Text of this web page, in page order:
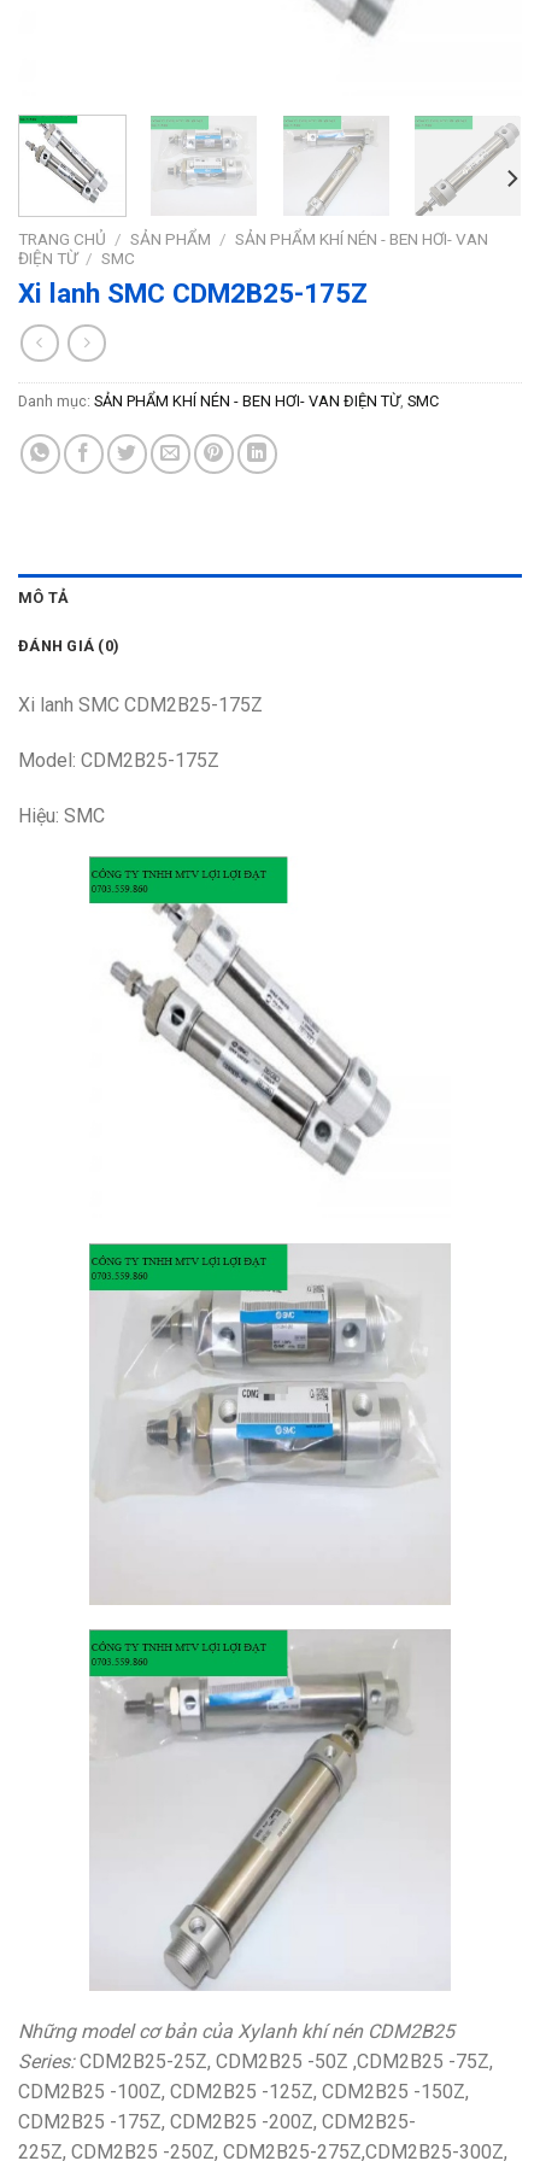
TRANG CHỦ / SẢN PHẨM / SẢN PHẨM KHÍ NÉN - BEN HƠI- VAN
ĐIỆN TỪ / SMC
Xi lanh SMC CDM2B25-175Z
Danh mục: SẢN PHẨM KHÍ NÉN - BEN HƠI- VAN ĐIỆN TỪ, SMC
MÔ TẢ
ĐÁNH GIÁ (0)
Xi lanh SMC CDM2B25-175Z
Model: CDM2B25-175Z
Hiệu: SMC
Những model cơ bản của Xylanh khí nén CDM2B25
Series:CDM2B25-25Z, CDM2B25 -50Z ,CDM2B25 -75Z,
CDM2B25 -100Z, CDM2B25 -125Z, CDM2B25 -150Z,
CDM2B25 -175Z, CDM2B25 -200Z, CDM2B25-
225Z, CDM2B25 -250Z, CDM2B25-275Z,CDM2B25-300Z,